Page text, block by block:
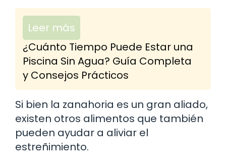
Leer más
¿Cuánto Tiempo Puede Estar una
Piscina Sin Agua? Guía Completa
y Consejos Prácticos
Si bien la zanahoria es un gran aliado,
existen otros alimentos que también
pueden ayudar a aliviar el
estreñimiento.